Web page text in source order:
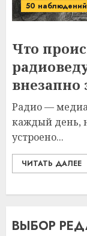
50
Что
внезапно
Радио —
каждый день,
устроено...
ЧИТАТЬ ДАЛЕЕ
ВЫБОР